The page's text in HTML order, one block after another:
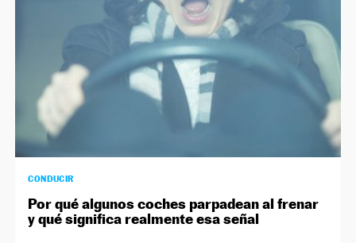
CONDUCIR
Por qué algunos coches parpadean al frenar
y qué significa realmente esa señal